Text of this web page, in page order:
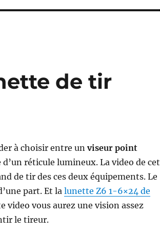
de tir
à choisir entre un viseur point
réticule lumineux. La video de cet
de tir des ces deux équipements. Le
part. Et la lunette Z6 1-6×24 de
video vous aurez une vision assez
le tireur.